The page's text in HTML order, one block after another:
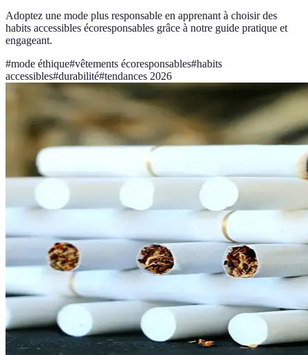
Adoptez une mode plus responsable en apprenant à choisir des
habits accessibles écoresponsables grâce à notre guide pratique et
engageant.
#mode éthique#vêtements écoresponsables#habits
accessibles#durabilité#tendances 2026